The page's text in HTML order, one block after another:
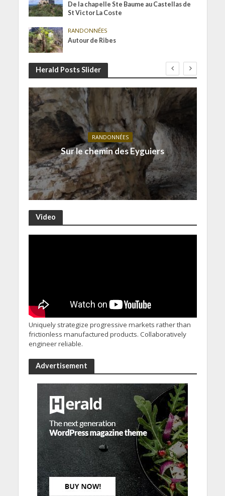
De la chapelle Ste Baume au Castellas de
St Victor La Coste
RANDONNÉES
Autour de Ribes
Herald Posts Slider
RANDONNÉES
Sur le chemin des Eyguiers
Video
Uniquely strategize progressive markets rather than
frictionless manufactured products. Collaboratively
engineer reliable.
Advertisement